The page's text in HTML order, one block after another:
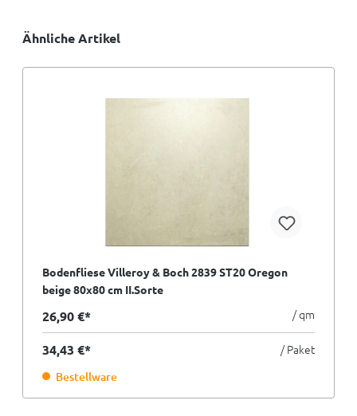
Ähnliche Artikel
Bodenfliese Villeroy & Boch 2839 ST20 Oregon
beige 80x80 cm II.Sorte
26,90 €* / qm
34,43 €* / Paket
Bestellware